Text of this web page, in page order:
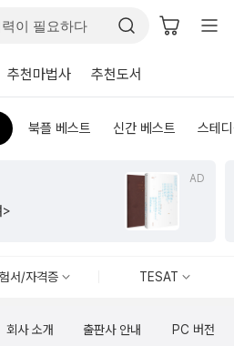
추천마법사 추천도서
북플 베스트 신간 베스트 스테
AD
>
서/자격증 TESAT
회사 소개 출판사 안내 PC 버전